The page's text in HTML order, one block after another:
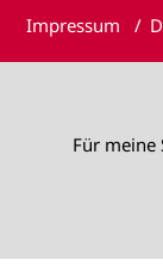
Impressum
Für meine